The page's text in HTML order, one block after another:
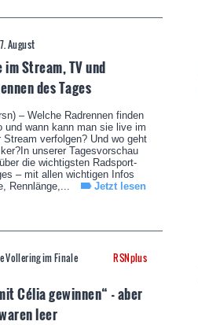
August
Stream, TV und
des Tages
– Welche Radrennen finden
und wann kann man sie live im
Stream verfolgen? Und wo geht
unserer Tagesvorschau
die wichtigsten Radsport-
– mit allen wichtigen Infos
Rennlänge,...
Jetzt lesen
RSNplus
Vollering im Finale
Célia gewinnen“ - aber
leer